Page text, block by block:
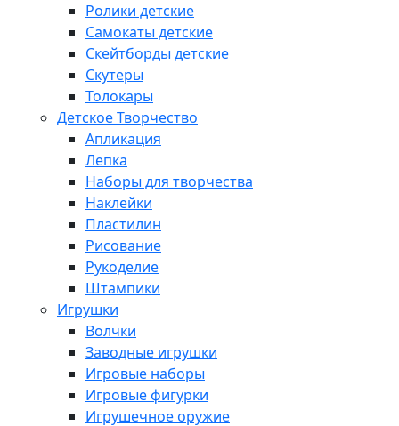
Ролики детские
Самокаты детские
Скейтборды детские
Скутеры
Толокары
Детское Творчество
Апликация
Лепка
Наборы для творчества
Наклейки
Пластилин
Рисование
Рукоделие
Штампики
Игрушки
Волчки
Заводные игрушки
Игровые наборы
Игровые фигурки
Игрушечное оружие